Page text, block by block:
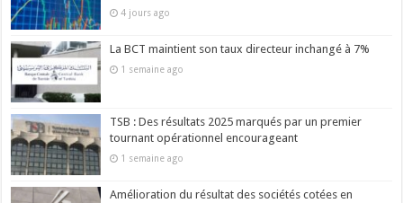
4 jours ago
La BCT maintient son taux directeur inchangé à 7%
1 semaine ago
TSB : Des résultats 2025 marqués par un premier
tournant opérationnel encourageant
1 semaine ago
Amélioration du résultat des sociétés cotées en